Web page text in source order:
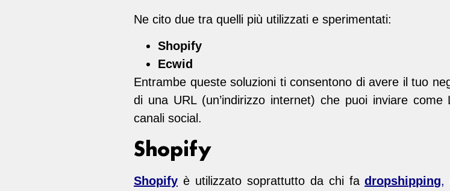
Ne cito due tra quelli più utilizzati e sperimentati:
Shopify
Ecwid
Entrambe queste soluzioni ti consentono di avere il tuo
di una URL (un’indirizzo internet) che puoi inviare
canali social.
Shopify
Shopify è utilizzato soprattutto da chi fa dropshipping,